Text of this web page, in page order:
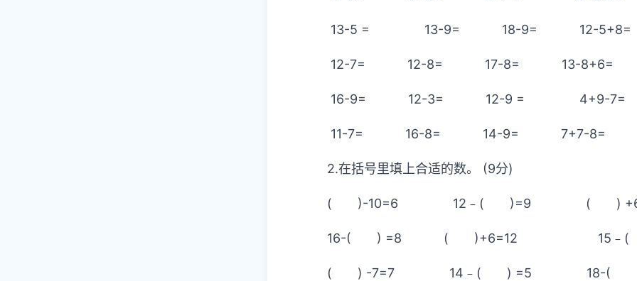
13-5 = 13-9= 18-9= 12-5+8=
12-7= 12-8= 17-8= 13-8+6=
16-9= 12-3= 12-9 = 4+9-7=
11-7= 16-8= 14-9= 7+7-8=
2.在括号里填上合适的数。 (9分)
( )-10=6 12﹣( )=9 ( )
16-( ) =8 ( )+6=12 15﹣(
( ) -7=7 14﹣( ) =5 18-(